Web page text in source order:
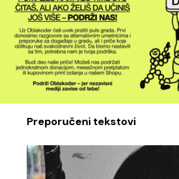
Preporučeni tekstovi